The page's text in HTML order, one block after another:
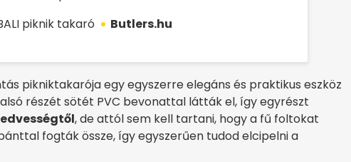
piknik takaró Butlers.hu
pikniktakarója egy egyszerre elegáns és praktikus eszköz
részét sötét PVC bevonattal látták el, így egyrészt
, de attól sem kell tartani, hogy a fű foltokat
fogták össze, így egyszerűen tudod elcipelni a